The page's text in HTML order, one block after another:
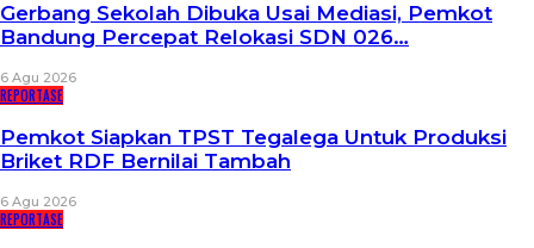
Gerbang Sekolah Dibuka Usai Mediasi, Pemkot
Bandung Percepat Relokasi SDN 026…
6 Agu 2026
REPORTASE
Pemkot Siapkan TPST Tegalega Untuk Produksi
Briket RDF Bernilai Tambah
6 Agu 2026
REPORTASE